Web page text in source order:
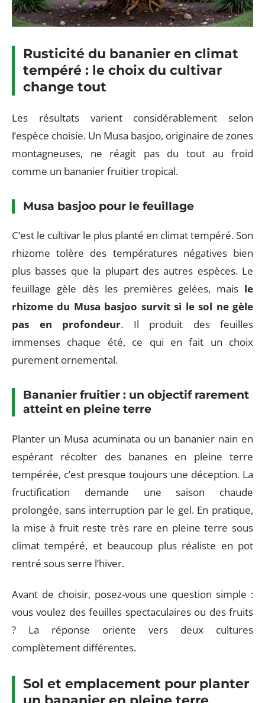
Rusticité du bananier en climat
tempéré : le choix du cultivar
change tout
Les résultats varient considérablement selon
l’espèce choisie. Un Musa basjoo, originaire de zones
montagneuses, ne réagit pas du tout au froid
comme un bananier fruitier tropical.
Musa basjoo pour le feuillage
C’est le cultivar le plus planté en climat tempéré. Son
rhizome tolère des températures négatives bien
plus basses que la plupart des autres espèces. Le
feuillage gèle dès les premières gelées, mais le
rhizome du Musa basjoo survit si le sol ne gèle
pas en profondeur. Il produit des feuilles
immenses chaque été, ce qui en fait un choix
purement ornemental.
Bananier fruitier : un objectif rarement
atteint en pleine terre
Planter un Musa acuminata ou un bananier nain en
espérant récolter des bananes en pleine terre
tempérée, c’est presque toujours une déception. La
fructification demande une saison chaude
prolongée, sans interruption par le gel. En pratique,
la mise à fruit reste très rare en pleine terre sous
climat tempéré, et beaucoup plus réaliste en pot
rentré sous serre l’hiver.
Avant de choisir, posez-vous une question simple :
vous voulez des feuilles spectaculaires ou des fruits
? La réponse oriente vers deux cultures
complètement différentes.
Sol et emplacement pour planter